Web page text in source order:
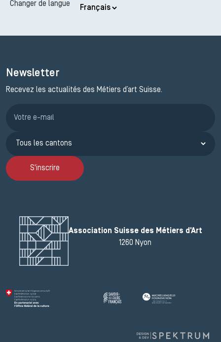
Changer de langue
Newsletter
Recevez les actualités des Métiers d’art Suisse.
S'inscrire
Association Suisse des Métiers d'Art
1260 Nyon